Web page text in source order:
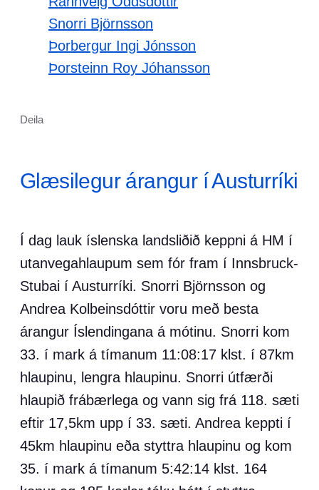
Snorri Björnsson
Þorbergur Ingi Jónsson
Þorsteinn Roy Jóhansson
Deila
Glæsilegur árangur í Austurríki
Í dag lauk íslenska landsliðið keppni á HM í
utanvegahlaupum sem fór fram í Innsbruck-
Stubai í Austurríki. Snorri Björnsson og
Andrea Kolbeinsdóttir voru með besta
árangur Íslendingana á mótinu. Snorri kom
33. í mark á tímanum 11:08:17 klst. í 87km
hlaupinu, lengra hlaupinu. Snorri útfærði
hlaupið frábærlega og vann sig frá 118. sæti
eftir 17,5km upp í 33. sæti. Andrea keppti í
45km hlaupinu eða styttra hlaupinu og kom
35. í mark á tímanum 5:42:14 klst. 164